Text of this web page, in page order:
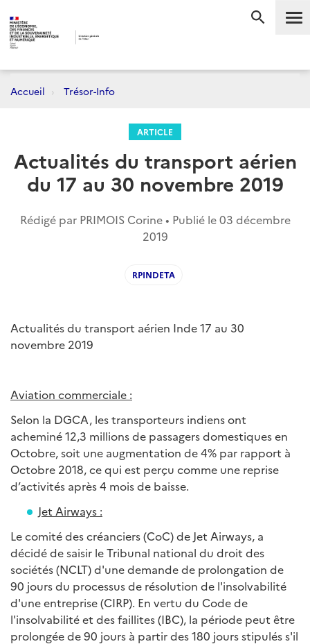
Accueil Trésor-Info
ARTICLE
Actualités du transport aérien
du 17 au 30 novembre 2019
Rédigé par PRIMOIS Corine • Publié le03 décembre
2019
RPINDETA
Actualités du transport aérien Inde 17 au 30
novembre 2019
Aviation commerciale :
Selon la DGCA, les transporteurs indiens ont
acheminé 12,3 millions de passagers domestiques en
Octobre, soit une augmentation de 4% par rapport à
Octobre 2018, ce qui est perçu comme une reprise
d’activités après 4 mois de baisse.
Jet Airways :
Le comité des créanciers (CoC) de Jet Airways, a
décidé de saisir le Tribunal national du droit des
sociétés (NCLT) d'une demande de prolongation de
90 jours du processus de résolution de l'insolvabilité
d'une entreprise (CIRP). En vertu du Code de
l'insolvabilité et des faillites (IBC), la période peut être
prolongée de 90 jours à partir des 180 jours stipulés s'il